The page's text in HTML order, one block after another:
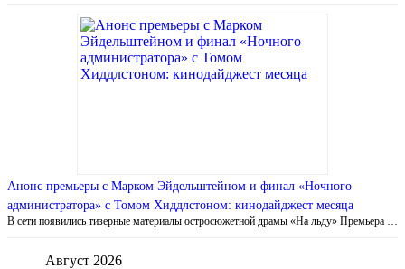
Анонс премьеры с Марком Эйдельштейном и финал «Ночного
администратора» с Томом Хиддлстоном: кинодайджест месяца
В сети появились тизерные материалы остросюжетной драмы «На льду» Премьера …
Август 2026